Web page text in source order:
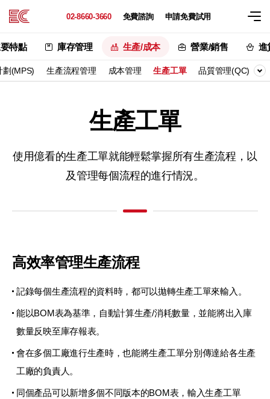
02-8660-3660 免費諮詢 申請免費試用
特點 庫存管理 生產/成本 營業/銷售 進
劃(MPS) 生產流程管理 成本管理 生產工單 品質管理(QC)
生產工單
使用億看的生產工單就能輕鬆掌握所有生產流程， 以
及管理每個流程的進行情況。
高效率管理生產流程
記錄每個生產流程的資料時，都可以拋轉生產工單來輸入。
能以BOM表為基準，自動計算生產/消耗數量，並能將出入庫
數量反映至庫存報表。
會在多個工廠進行生產時，也能將生產工單分別傳達給各生產
工廠的負責人。
同個產品可以新增多個不同版本的BOM表，輸入生產工單